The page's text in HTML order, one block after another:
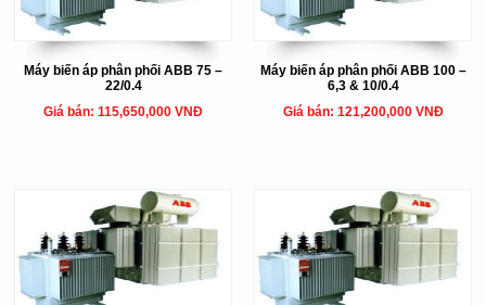
Máy biến áp phân phối ABB 75 –
22/0.4
Giá bán: 115,650,000 VNĐ
Máy biến áp phân phối ABB 100 –
6,3 & 10/0.4
Giá bán: 121,200,000 VNĐ